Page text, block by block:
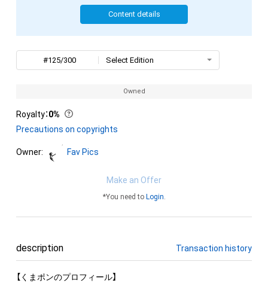
Content details
#125/300 Select Edition
Owned
Royalty：0%
Precautions on copyrights
Owner: Fav Pics
Make an Offer
*You need to Login.
description Transaction history
【くまポンのプロフィール】